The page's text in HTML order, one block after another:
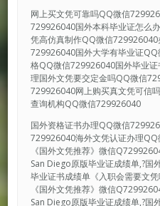
网上买文凭可靠吗QQ微信
729926040国外本科毕业证怎么
凭高仿真制作QQ微信
729926040国外大学有毕业证
格QQ微信729926040国外毕业
理国外文凭要交定金吗QQ微信
729926040网上购买真文凭可信
查询机构QQ微信729926040
国外资格证书办理QQ微信
729926040海外文凭认证办理
《国外文凭推荐》微信
San Diego原版毕业证成绩单,?国
毕业证书成绩单《入职会需要文凭
《国外文凭推荐》微信
San Diego原版毕业证成绩单,?国